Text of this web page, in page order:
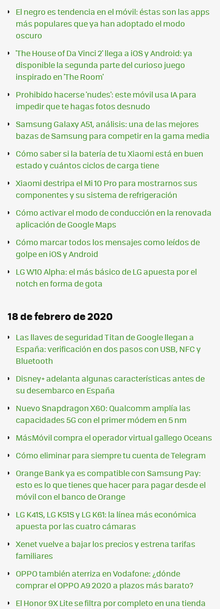
El negro es tendencia en el móvil: éstas son las apps
más populares que ya han adoptado el modo
oscuro
'The House of Da Vinci 2' llega a iOS y Android: ya
disponible la segunda parte del curioso juego
inspirado en 'The Room'
Prohibido hacerse 'nudes': este móvil usa IA para
impedir que te hagas fotos desnudo
Samsung Galaxy A51, análisis: una de las mejores
bazas de Samsung para competir en la gama media
Cómo saber si la batería de tu Xiaomi está en buen
estado y cuántos ciclos de carga tiene
Xiaomi destripa el Mi 10 Pro para mostrarnos sus
componentes y su sistema de refrigeración
Cómo activar el modo de conducción en la renovada
aplicación de Google Maps
Cómo marcar todos los mensajes como leídos de
golpe en iOS y Android
LG W10 Alpha: el más básico de LG apuesta por el
notch en forma de gota
18 de febrero de 2020
Las llaves de seguridad Titan de Google llegan a
España: verificación en dos pasos con USB, NFC y
Bluetooth
Disney+ adelanta algunas características antes de
su desembarco en España
Nuevo Snapdragon X60: Qualcomm amplía las
capacidades 5G con el primer módem en 5 nm
MásMóvil compra el operador virtual gallego Oceans
Cómo eliminar para siempre tu cuenta de Telegram
Orange Bank ya es compatible con Samsung Pay:
esto es lo que tienes que hacer para pagar desde el
móvil con el banco de Orange
LG K41S, LG K51S y LG K61: la línea más económica
apuesta por las cuatro cámaras
Xenet vuelve a bajar los precios y estrena tarifas
familiares
OPPO también aterriza en Vodafone: ¿dónde
comprar el OPPO A9 2020 a plazos más barato?
El Honor 9X Lite se filtra por completo en una tienda